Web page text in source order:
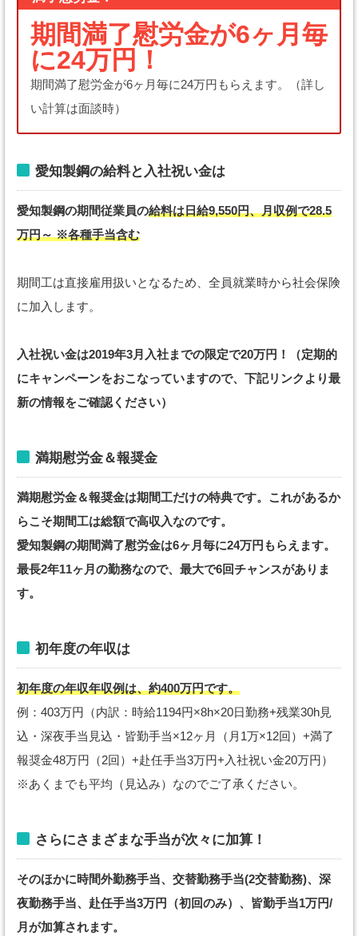
期間満了慰労金が6ヶ月毎
に24万円！
期間満了慰労金が6ヶ月毎に24万円もらえます。（詳し
い計算は面談時）
愛知製鋼の給料と入社祝い金は
愛知製鋼の期間従業員の給料は日給9,550円、月収例で28.5
万円～ ※各種手当含む
期間工は直接雇用扱いとなるため、全員就業時から社会保険
に加入します。
入社祝い金は2019年3月入社までの限定で20万円！（定期的
にキャンペーンをおこなっていますので、下記リンクより最
新の情報をご確認ください）
満期慰労金＆報奨金
満期慰労金＆報奨金は期間工だけの特典です。これがあるか
らこそ期間工は総額で高収入なのです。
愛知製鋼の期間満了慰労金は6ヶ月毎に24万円もらえます。
最長2年11ヶ月の勤務なので、最大で6回チャンスがありま
す。
初年度の年収は
初年度の年収年収例は、約400万円です。
例：403万円（内訳：時給1194円×8h×20日勤務+残業30h見
込・深夜手当見込・皆勤手当×12ヶ月（月1万×12回）+満了
報奨金48万円（2回）+赴任手当3万円+入社祝い金20万円）
※あくまでも平均（見込み）なのでご了承ください。
さらにさまざまな手当が次々に加算！
そのほかに時間外勤務手当、交替勤務手当(2交替勤務)、深
夜勤務手当、赴任手当3万円（初回のみ）、皆勤手当1万円/
月が加算されます。